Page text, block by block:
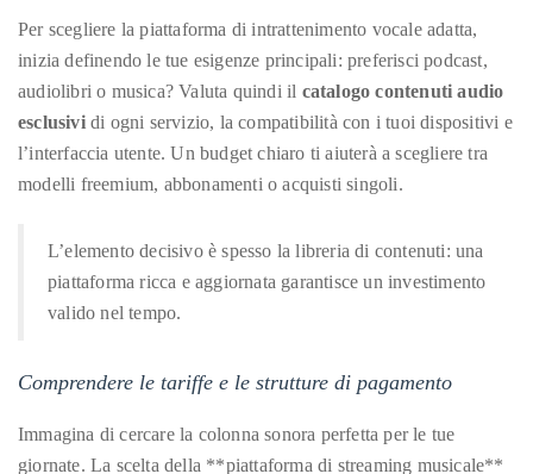
Per scegliere la piattaforma di intrattenimento vocale adatta,
inizia definendo le tue esigenze principali: preferisci podcast,
audiolibri o musica? Valuta quindi il catalogo contenuti audio
esclusividi ogni servizio, la compatibilità con i tuoi dispositivi e
l’interfaccia utente. Un budget chiaro ti aiuterà a scegliere tra
modelli freemium, abbonamenti o acquisti singoli.
L’elemento decisivo è spesso la libreria di contenuti: una
piattaforma ricca e aggiornata garantisce un investimento
valido nel tempo.
Comprendere le tariffe e le strutture di pagamento
Immagina di cercare la colonna sonora perfetta per le tue
giornate. La scelta della **piattaforma di streaming musicale**